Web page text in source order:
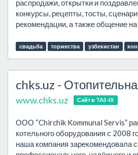
распродажи, открытки и
конкурсы, рецепты, тосты,
рекомендации, а также общение
свадьба торжества узбекистан
chks.uz -
www.chks.uz Сайт в TAS-IX
ООО “Chirchik Kommunal Servis”
котельного оборудования с 2008
наша компания зарекомендовала